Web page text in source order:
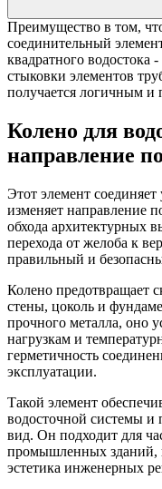
Преимущество в том,
соединительный
квадратного водостока
стыковки элементов
получается логичным
Колено для
направление
Этот элемент
изменяет направление
обхода архитектурных
перехода от желоба к
правильный и
Колено предотвращает
стены, цоколь и
прочного металла, оно
нагрузкам и
герметичность
эксплуатации.
Такой элемент
водосточной системы и
вид. Он подходит для
промышленных зданий,
эстетика инженерных